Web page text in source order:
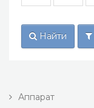
Найти
Аппарат